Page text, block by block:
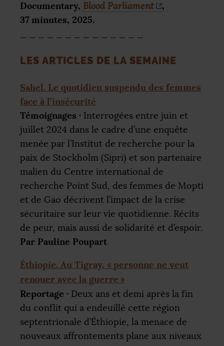
Documentary, Blood Parliament
,
37 minutes, 2025.
LES ARTICLES DE LA SEMAINE
Sahel. Le quotidien suspendu des femmes
face à l’insécurité
Témoignages · Interrogées entre juin et
juillet 2024 dans le cadre d’une enquête
menée par l’Institut de recherche pour la
paix de Stockholm (Sipri) et son partenaire
malien du Centre international de
recherche Point Sud, des femmes de Mopti
et de Gao décrivent l’impact de la crise
sécuritaire sur leur vie quotidienne. Récits
de peur, mais aussi de solidarité et d’espoir.
Par Pauline Poupart
Éthiopie. Au Tigray, « personne ne veut
renouer avec la guerre »
Reportage · Deux ans et demi après la fin
du conflit qui a endeuillé cette région
septentrionale d’Éthiopie, la menace de
nouveaux affrontements plane aux niveaux